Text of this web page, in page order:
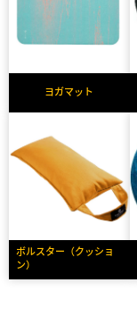
ヨガマット
ボルスター（クッショ
ン）